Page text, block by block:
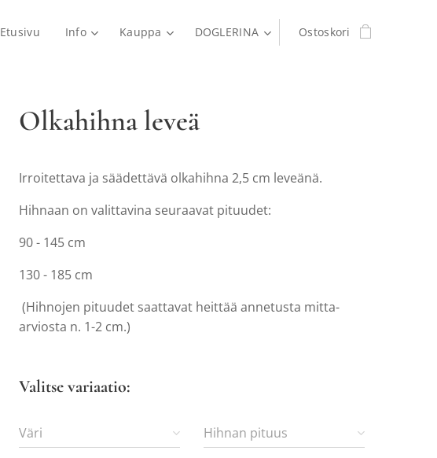
Etusivu Info Kauppa DOGLERINA Ostoskori
Olkahihna leveä
Irroitettava ja säädettävä olkahihna 2,5 cm leveänä.
Hihnaan on valittavina seuraavat pituudet:
90 - 145 cm
130 - 185 cm
(Hihnojen pituudet saattavat heittää annetusta mitta-
arviosta n. 1-2 cm.)
Valitse variaatio:
Väri Hihnan pituus